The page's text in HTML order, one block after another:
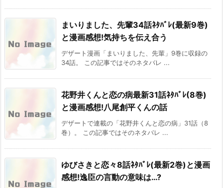
まいりました、先輩34話ﾈﾀﾊﾞﾚ(最新9巻)
と漫画感想!気持ちを伝え合う
デザート漫画「まいりました、先輩」9巻に収録の
34話。 この記事ではそのネタバレ ...
花野井くんと恋の病最新31話ﾈﾀﾊﾞﾚ(8巻)
と漫画感想!八尾創平くんの話
デザートで連載の「花野井くんと恋の病」31話（8
巻）。 この記事ではそのネタバレ ...
ゆびさきと恋々8話ﾈﾀﾊﾞﾚ(最新2巻)と漫画
感想!逸臣の言動の意味は…?